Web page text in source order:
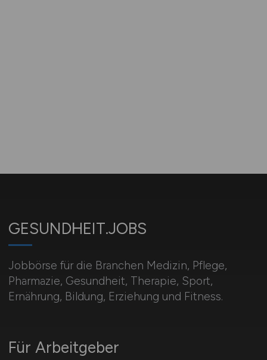
GESUNDHEIT.JOBS
Jobbörse für die Branchen Medizin, Pflege,
Pharmazie, Gesundheit, Therapie, Sport,
Ernährung, Bildung, Erziehung und Fitness.
Für Arbeitgeber